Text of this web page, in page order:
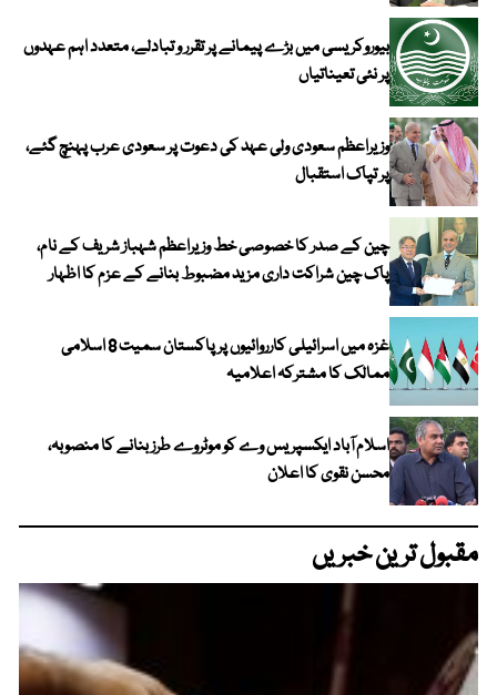
بیوروکریسی میں بڑے پیمانے پر تقرر و تبادلے، متعدد اہم عہدوں
پر نئی تعیناتیاں
وزیراعظم سعودی ولی عہد کی دعوت پر سعودی عرب پہنچ گئے،
پر تپاک استقبال
چین کے صدر کا خصوصی خط وزیراعظم شہباز شریف کے نام،
پاک چین شراکت داری مزید مضبوط بنانے کے عزم کا اظہار
غزہ میں اسرائیلی کارروائیوں پر پاکستان سمیت 8 اسلامی
ممالک کا مشترکہ اعلامیہ
اسلام آباد ایکسپریس وے کو موٹروے طرز بنانے کا منصوبہ،
محسن نقوی کا اعلان
مقبول ترین خبریں